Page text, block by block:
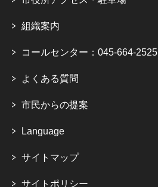
組織案内
コールセンター：045-664-2525
よくある質問
市民からの提案
Language
サイトマップ
サイトポリシー